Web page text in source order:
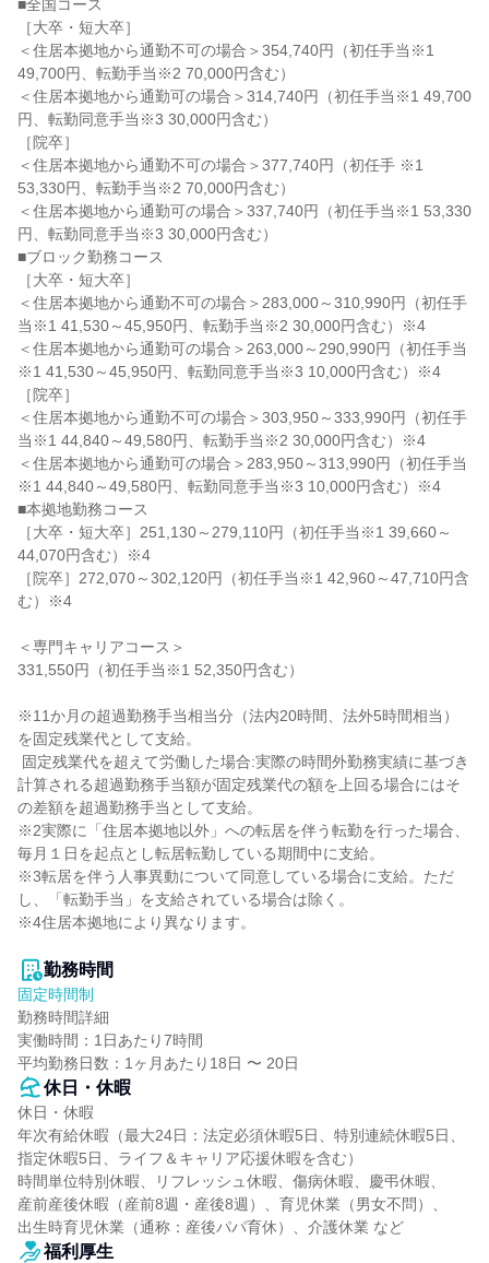
■全国コース
［大卒・短大卒］
＜住居本拠地から通勤不可の場合＞354,740円（初任手当※1
49,700円、転勤手当※2 70,000円含む）
＜住居本拠地から通勤可の場合＞314,740円（初任手当※1 49,700
円、転勤同意手当※3 30,000円含む）
［院卒］
＜住居本拠地から通勤不可の場合＞377,740円（初任手 ※1
53,330円、転勤手当※2 70,000円含む）
＜住居本拠地から通勤可の場合＞337,740円（初任手当※1 53,330
円、転勤同意手当※3 30,000円含む）
■ブロック勤務コース
［大卒・短大卒］
＜住居本拠地から通勤不可の場合＞283,000～310,990円（初任手
当※1 41,530～45,950円、転勤手当※2 30,000円含む）※4
＜住居本拠地から通勤可の場合＞263,000～290,990円（初任手当
※1 41,530～45,950円、転勤同意手当※3 10,000円含む）※4
［院卒］
＜住居本拠地から通勤不可の場合＞303,950～333,990円（初任手
当※1 44,840～49,580円、転勤手当※2 30,000円含む）※4
＜住居本拠地から通勤可の場合＞283,950～313,990円（初任手当
※1 44,840～49,580円、転勤同意手当※3 10,000円含む）※4
■本拠地勤務コース
［大卒・短大卒］251,130～279,110円（初任手当※1 39,660～
44,070円含む）※4
［院卒］272,070～302,120円（初任手当※1 42,960～47,710円含
む）※4
＜専門キャリアコース＞
331,550円（初任手当※1 52,350円含む）
※11か月の超過勤務手当相当分（法内20時間、法外5時間相当）
を固定残業代として支給。
計算される超過勤務手当額が固定残業代の額を上回る場合にはそ
の差額を超過勤務手当として支給。
※2実際に「住居本拠地以外」への転居を伴う転勤を行った場合、
毎月１日を起点とし転居転勤している期間中に支給。
※3転居を伴う人事異動について同意している場合に支給。ただ
し、「転勤手当」を支給されている場合は除く。
※4住居本拠地により異なります。
勤務時間
固定時間制
勤務時間詳細
実働時間：1日あたり7時間
平均勤務日数：1ヶ月あたり18日 〜 20日
休日・休暇
休日・休暇
年次有給休暇（最大24日：法定必須休暇5日、特別連続休暇5日、
指定休暇5日、ライフ＆キャリア応援休暇を含む）
時間単位特別休暇、リフレッシュ休暇、傷病休暇、慶弔休暇、
産前産後休暇（産前8週・産後8週）、育児休業（男女不問）、
出生時育児休業（通称：産後パパ育休）、介護休業 など
福利厚生